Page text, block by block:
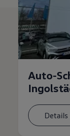
Auto-
Details